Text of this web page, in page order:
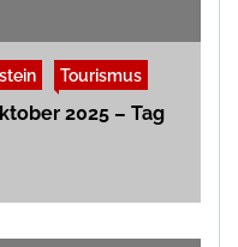
Tourismus
2025 – Tag